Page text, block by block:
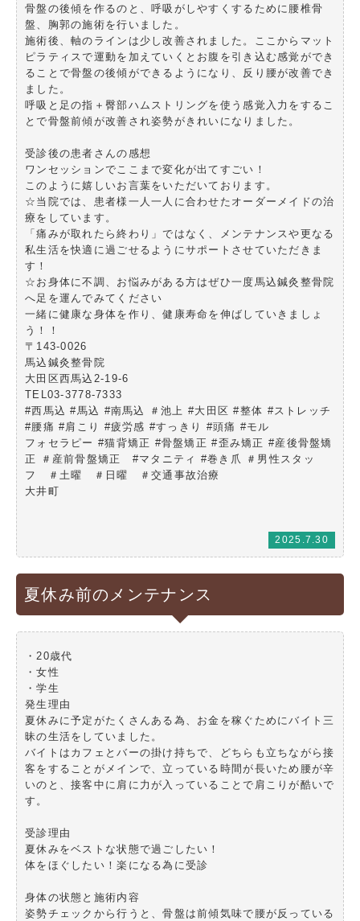
骨盤の後傾を作るのと、呼吸がしやすくするために腰椎骨
盤、胸郭の施術を行いました。
施術後、軸のラインは少し改善されました。ここからマット
ピラティスで運動を加えていくとお腹を引き込む感覚ができ
ることで骨盤の後傾ができるようになり、反り腰が改善でき
ました。
呼吸と足の指＋臀部ハムストリングを使う感覚入力をするこ
とで骨盤前傾が改善され姿勢がきれいになりました。
受診後の患者さんの感想
ワンセッションでここまで変化が出てすごい！
このように嬉しいお言葉をいただいております。
☆当院では、患者様一人一人に合わせたオーダーメイドの治
療をしています。
「痛みが取れたら終わり」ではなく、メンテナンスや更なる
私生活を快適に過ごせるようにサポートさせていただきま
す！
☆お身体に不調、お悩みがある方はぜひ一度馬込鍼灸整骨院
へ足を運んでみてください
一緒に健康な身体を作り、健康寿命を伸ばしていきましょ
う！！
〒143-0026
馬込鍼灸整骨院
大田区西馬込2-19-6
TEL03-3778-7333
#西馬込 #馬込 #南馬込 ＃池上 #大田区 #整体 #ストレッチ
#腰痛 #肩こり #疲労感 #すっきり #頭痛 #モル
フォセラピー #猫背矯正 #骨盤矯正 #歪み矯正 #産後骨盤矯
正 ＃産前骨盤矯正 #マタニティ #巻き爪 ＃男性スタッ
フ ＃土曜 ＃日曜 ＃交通事故治療
大井町
2025.7.30
夏休み前のメンテナンス
・20歳代
・女性
・学生
発生理由
夏休みに予定がたくさんある為、お金を稼ぐためにバイト三
昧の生活をしていました。
バイトはカフェとバーの掛け持ちで、どちらも立ちながら接
客をすることがメインで、立っている時間が長いため腰が辛
いのと、接客中に肩に力が入っていることで肩こりが酷いで
す。
受診理由
夏休みをベストな状態で過ごしたい！
体をほぐしたい！楽になる為に受診
身体の状態と施術内容
姿勢チェックから行うと、骨盤は前傾気味で腰が反っている